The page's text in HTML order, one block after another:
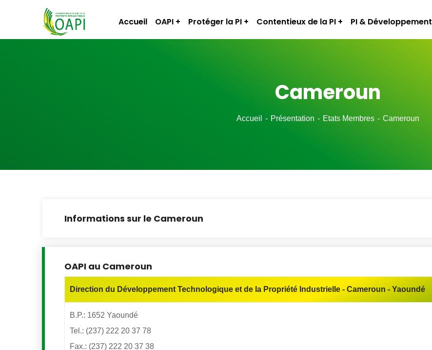
Accueil OAPI Protéger la PI Contentieux de la PI PI & Développement
Cameroun
Accueil Présentation Etats Membres Cameroun
Informations sur le Cameroun
OAPI au Cameroun
Direction du Développement Technologique et de la Propriété Industrielle - Cameroun - Yaoundé
B.P.: 1652 Yaoundé
Tel.: (237) 222 20 37 78
Fax.: (237) 222 20 37 38